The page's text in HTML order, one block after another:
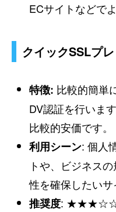
ECサイトなどで
クイックSSLプレ
特徴: 比較的簡単
DV認証を行いま
比較的安価です。
利用シーン: 個人
トや、ビジネス
性を確保したいサ
推奨度: